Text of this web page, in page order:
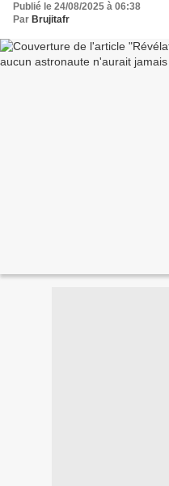
Publié le 24/08/2025 à 06:38
Par Brujitafr